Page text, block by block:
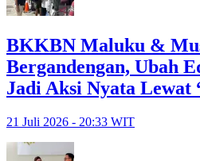
BKKBN Maluku &
Bergandengan, Ubah
Jadi Aksi Nyata Lewat
21 Juli 2026 - 20:33 WIT